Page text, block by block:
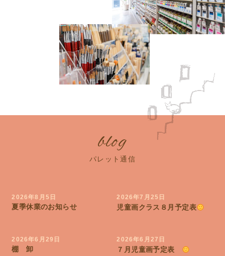
blog
パレット通信
2026年8月5日
夏季休業のお知らせ
2026年7月25日
児童画クラス８月予定表
2026年6月29日
棚 卸
2026年6月27日
７月児童画予定表